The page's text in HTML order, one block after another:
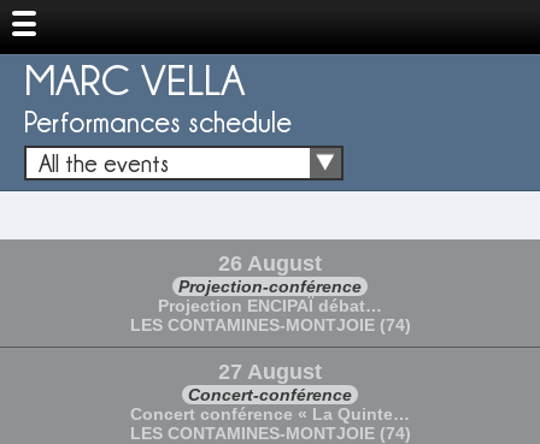
MARC VELLA
Performances schedule
All the events
26 August
Projection-conférence
Projection ENCIPAÏ débat…
LES CONTAMINES-MONTJOIE (74)
27 August
Concert-conférence
Concert conférence « La Quinte…
LES CONTAMINES-MONTJOIE (74)